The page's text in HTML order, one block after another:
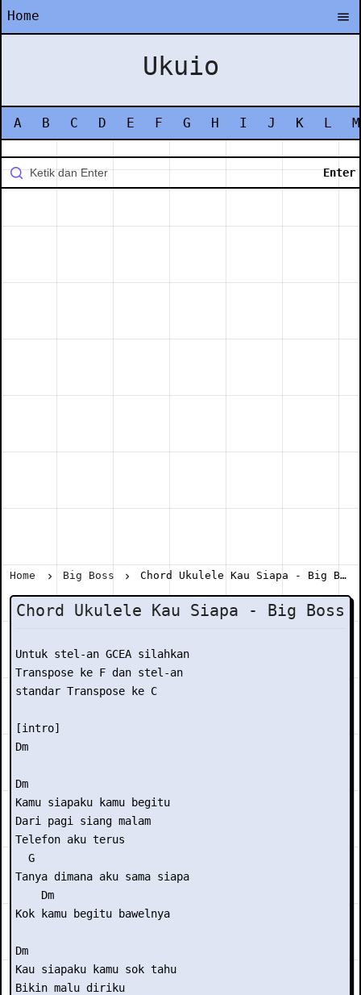
Home
Ukuio
A B C D E F G H I J K L M
Home Big Boss Chord Ukulele Kau Siapa - Big Boss
Chord Ukulele Kau Siapa - Big Boss
Untuk stel-an GCEA silahkan
Transpose ke F dan stel-an
standar Transpose ke C
[intro]
Dm
Dm
Kamu siapaku kamu begitu
Dari pagi siang malam
Telefon aku terus
  G
Tanya dimana aku sama siapa
    Dm
Kok kamu begitu bawelnya
Dm
Kau siapaku kamu sok tahu
Bikin malu diriku